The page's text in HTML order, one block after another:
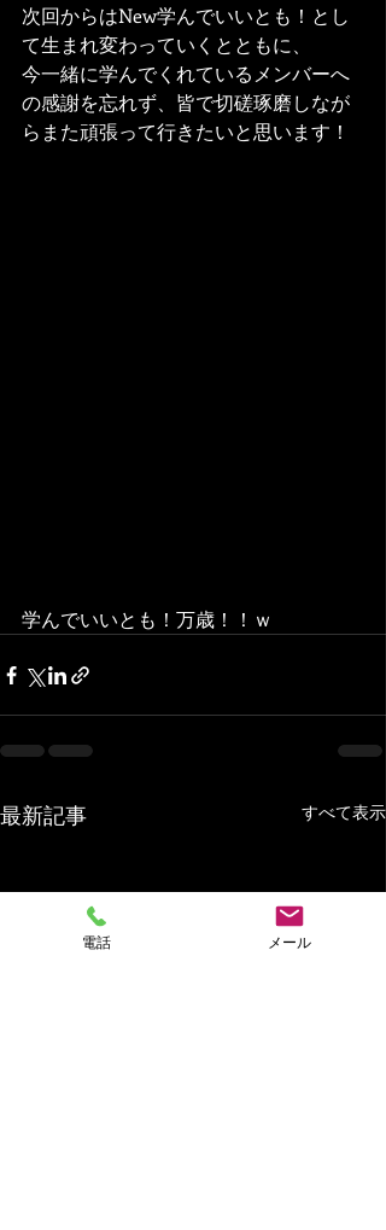
次回からはNew学んでいいとも！とし
て生まれ変わっていくとともに、
今一緒に学んでくれているメンバーへ
の感謝を忘れず、皆で切磋琢磨しなが
らまた頑張って行きたいと思います！
学んでいいとも！万歳！！ｗ
最新記事 すべて表示
電話 メール